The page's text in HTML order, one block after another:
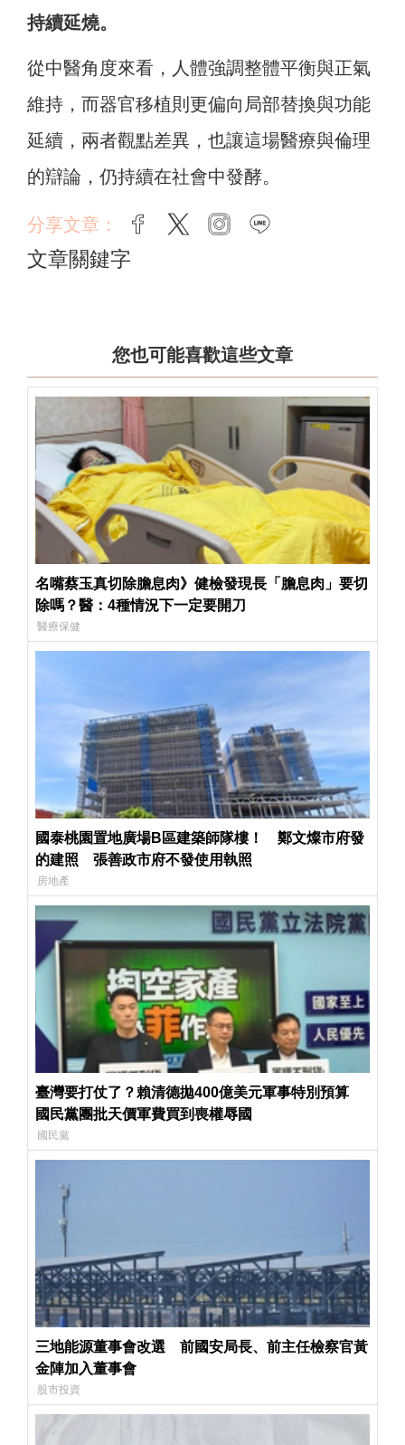
持續延燒。
從中醫角度來看，人體強調整體平衡與正氣
維持，而器官移植則更偏向局部替換與功能
延續，兩者觀點差異，也讓這場醫療與倫理
的辯論，仍持續在社會中發酵。
分享文章： facebook
twitter instagram
文章關鍵字
您也可能喜歡這些文章
名嘴蔡玉真切除膽息肉》健檢發現長「膽息肉」要切
除嗎？醫：4種情況下一定要開刀
醫療保健
國泰桃園置地廣場B區建築師隊樓！ 鄭文燦市府發
的建照 張善政市府不發使用執照
房地產
臺灣要打仗了？賴清德拋400億美元軍事特別預算
國民黨團批天價軍費買到喪權辱國
國民黨
三地能源董事會改選 前國安局長、前主任檢察官黃
金陣加入董事會
股市投資